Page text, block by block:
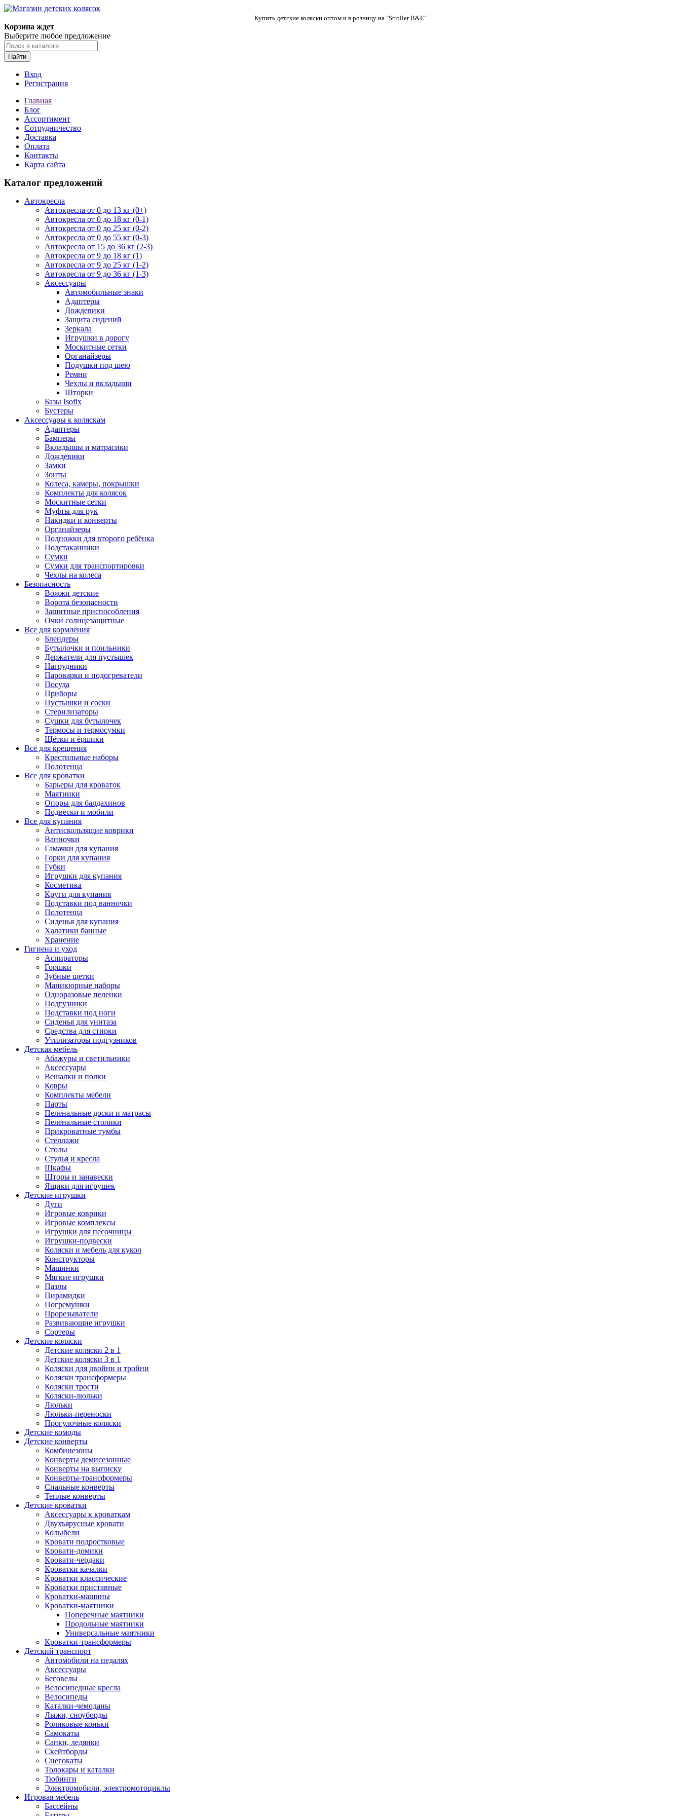
Купить детские коляски оптом и в розницу на "Stroller B&E"
Корзина ждет
Выберите любое предложение
Найти
Вход
Регистрация
Главная
Блог
Ассортимент
Сотрудничество
Доставка
Оплата
Контакты
Карта сайта
Каталог предложений
Автокресла
Автокресла от 0 до 13 кг (0+)
Автокресла от 0 до 18 кг (0-1)
Автокресла от 0 до 25 кг (0-2)
Автокресла от 0 до 55 кг (0-3)
Автокресла от 15 до 36 кг (2-3)
Автокресла от 9 до 18 кг (1)
Автокресла от 9 до 25 кг (1-2)
Автокресла от 9 до 36 кг (1-3)
Аксессуары
Автомобильные знаки
Адаптеры
Дождевики
Защита сидений
Зеркала
Игрушки в дорогу
Москитные сетки
Органайзеры
Подушки под шею
Ремни
Чехлы и вкладыши
Шторки
Базы Isofix
Бустеры
Аксессуары к коляскам
Адаптеры
Бамперы
Вкладышы и матрасики
Дождевики
Замки
Зонты
Колеса, камеры, покрышки
Комплекты для колясок
Москитные сетки
Муфты для рук
Накидки и конверты
Органайзеры
Подножки для второго ребёнка
Подстаканники
Сумки
Сумки для транспортировки
Чехлы на колеса
Безопасность
Вожжи детские
Ворота безопасности
Защитные приспособления
Очки солнцезащитные
Все для кормления
Блендеры
Бутылочки и поильники
Держатели для пустышек
Нагрудники
Пароварки и подогреватели
Посуда
Приборы
Пустышки и соски
Стерилизаторы
Сушки для бутылочек
Термосы и термосумки
Щётки и ёршики
Всё для крещения
Крестильные наборы
Полотенца
Все для кроватки
Барьеры для кроваток
Маятники
Опоры для балдахинов
Подвески и мобили
Все для купания
Антискользящие коврики
Ванночки
Гамачки для купания
Горки для купания
Губки
Игрушки для купания
Косметика
Круги для купания
Подставки под ванночки
Полотенца
Сиденья для купания
Халатики банные
Хранение
Гигиена и уход
Аспираторы
Горшки
Зубные щетки
Маникюрные наборы
Одноразовые пеленки
Подгузники
Подставки под ноги
Сиденья для унитаза
Средства для стирки
Утилизаторы подгузников
Детская мебель
Абажуры и светильники
Аксессуары
Вешалки и полки
Ковры
Комплекты мебели
Парты
Пеленальные доски и матрасы
Пеленальные столики
Прикроватные тумбы
Стеллажи
Столы
Стулья и кресла
Шкафы
Шторы и занавески
Ящики для игрушек
Детские игрушки
Дуги
Игровые коврики
Игровые комплексы
Игрушки для песочницы
Игрушки-подвески
Коляски и мебель для кукол
Конструкторы
Машинки
Мягкие игрушки
Пазлы
Пирамидки
Погремушки
Прорезыватели
Развивающие игрушки
Сортеры
Детские коляски
Детские коляски 2 в 1
Детские коляски 3 в 1
Коляски для двойни и тройни
Коляски трансформеры
Коляски трости
Коляски-люльки
Люльки
Люльки-переноски
Прогулочные коляски
Детские комоды
Детские конверты
Комбинезоны
Конверты демисезонные
Конверты на выписку
Конверты-трансформеры
Спальные конверты
Теплые конверты
Детские кроватки
Аксессуары к кроваткам
Двухъярусные кровати
Колыбели
Кровати подростковые
Кровати-домики
Кровати-чердаки
Кроватки качалки
Кроватки классические
Кроватки приставные
Кроватки-машины
Кроватки-маятники
Поперечные маятники
Продольные маятники
Универсальные маятники
Кроватки-трансформеры
Детский транспорт
Автомобили на педалях
Аксессуары
Беговелы
Велосипедные кресла
Велосипеды
Каталки-чемоданы
Лыжи, сноуборды
Роликовые коньки
Самокаты
Санки, ледянки
Скейтборды
Снегокаты
Толокары и каталки
Тюбинги
Электромобили, электромотоциклы
Игровая мебель
Бассейны